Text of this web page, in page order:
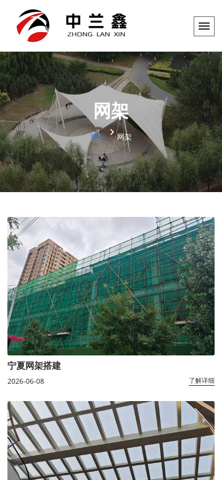
网架
首页 网架
宁夏网架搭建
2026-06-08 了解详细